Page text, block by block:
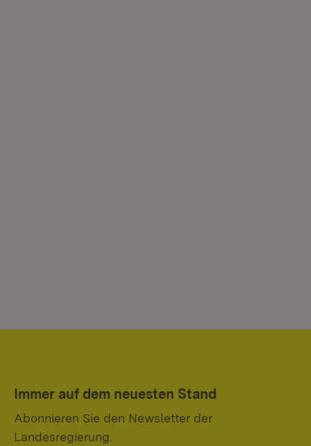
Immer auf dem neuesten Stand
Abonnieren Sie den Newsletter der
Landesregierung.